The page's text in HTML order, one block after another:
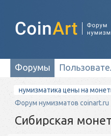
Форумы
нумизматика цены на
Форум нумизматов coinart.ru
Сибирская